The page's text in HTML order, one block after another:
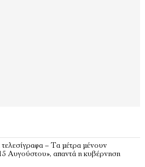
τελεσίγραφα – Τα μέτρα μένουν
Αυγούστου», απαντά η κυβέρνηση